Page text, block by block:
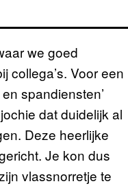
we goed
collega’s. Voor een
spandiensten’
dat duidelijk al
Deze heerlijke
Je kon dus
vlassnorretje te